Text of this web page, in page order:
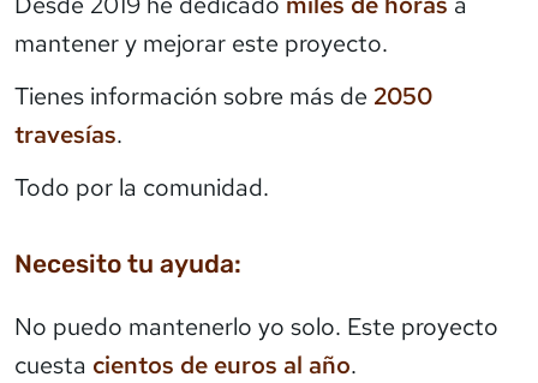
mantener y mejorar este proyecto.
Tienes información sobre más de 2050
travesías.
Todo por la comunidad.
Necesito tu ayuda:
No puedo mantenerlo yo solo. Este proyecto
cuesta cientos de euros al año.